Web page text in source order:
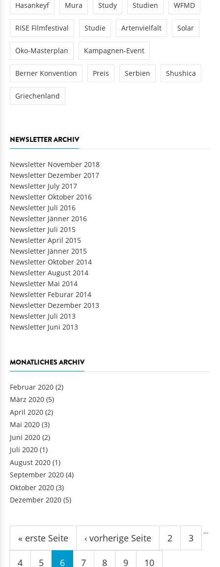
Hasankeyf Mura Study Studien WFMD
RISE Filmfestival Studie Artenvielfalt Solar
Öko-Masterplan Kampagnen-Event
Berner Konvention Preis Serbien Shushica
Griechenland
NEWSLETTER ARCHIV
Newsletter November 2018
Newsletter Dezember 2017
Newsletter July 2017
Newsletter Oktober 2016
Newsletter Juli 2016
Newsletter Jänner 2016
Newsletter Juli 2015
Newsletter April 2015
Newsletter Jänner 2015
Newsletter Oktober 2014
Newsletter August 2014
Newsletter Mai 2014
Newsletter Feburar 2014
Newsletter Dezember 2013
Newsletter Juli 2013
Newsletter Juni 2013
MONATLICHES ARCHIV
Februar 2020 (2)
März 2020 (5)
April 2020 (2)
Mai 2020 (3)
Juni 2020 (2)
Juli 2020 (1)
August 2020 (1)
September 2020 (4)
Oktober 2020 (3)
Dezember 2020 (5)
Seiten
« erste Seite ‹ vorherige Seite
…
2 3
4 5 6 7 8 9 10